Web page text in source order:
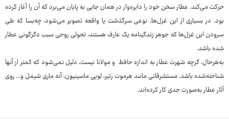
حرکت می‌کند. عطار سخن خود را دایره‌وار در همان جایی به پایان می‌برد که آن را آغاز کرده
بود. در بسیاری از این غزل‌ها، نوعی سرگذشت یا واقعه تصویر می‌شود، چه‌بسا که طی
سرودن این غزل‌ها که جوهر زندگینامه یک عارف هستند، تحولی روحی سبب دگرگونی عطار
شده باشد.
به‌هرحال، گرچه شهرت عطار به اندازه حافظ و مولانا نیست، دلیل نمی‌شود که کمتر از آنها
شناخته‌شده باشد. مستشرقانی مانند هرموت رتیر، لویی ماسینیون، آنه ماری شیمل و... روی
آثار عطار به‌صورت جدی کار کرده‌اند.